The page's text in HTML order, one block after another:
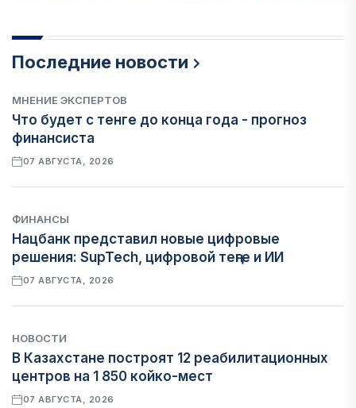
Последние новости
МНЕНИЕ ЭКСПЕРТОВ
Что будет с тенге до конца года - прогноз
финансиста
07 АВГУСТА, 2026
ФИНАНСЫ
Нацбанк представил новые цифровые
решения: SupTech, цифровой теңге и ИИ
07 АВГУСТА, 2026
НОВОСТИ
В Казахстане построят 12 реабилитационных
центров на 1 850 койко-мест
07 АВГУСТА, 2026